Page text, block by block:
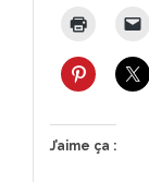
J’aime ça :